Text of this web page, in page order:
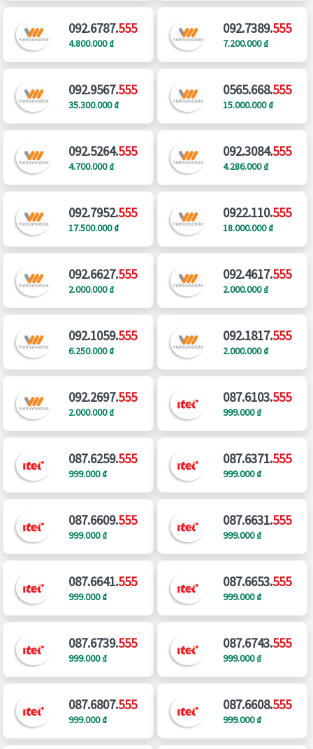
092.6787.555
4.800.000 ₫
092.7389.555
7.200.000 ₫
092.9567.555
35.300.000 ₫
0565.668.555
15.000.000 ₫
092.5264.555
4.700.000 ₫
092.3084.555
4.286.000 ₫
092.7952.555
17.500.000 ₫
0922.110.555
18.000.000 ₫
092.6627.555
2.000.000 ₫
092.4617.555
2.000.000 ₫
092.1059.555
6.250.000 ₫
092.1817.555
2.000.000 ₫
092.2697.555
2.000.000 ₫
087.6103.555
999.000 ₫
087.6259.555
999.000 ₫
087.6371.555
999.000 ₫
087.6609.555
999.000 ₫
087.6631.555
999.000 ₫
087.6641.555
999.000 ₫
087.6653.555
999.000 ₫
087.6739.555
999.000 ₫
087.6743.555
999.000 ₫
087.6807.555
999.000 ₫
087.6608.555
999.000 ₫